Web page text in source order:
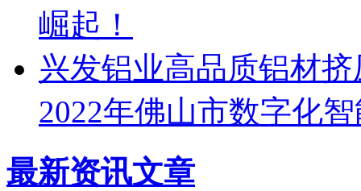
崛起！
兴发铝业高品质铝材
2022年佛山市数字化
最新资讯文章